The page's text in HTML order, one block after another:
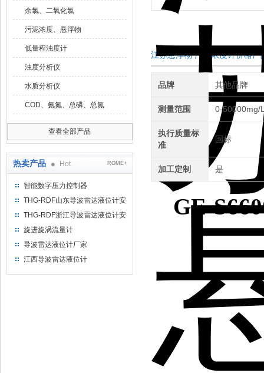
余氯、二氧化氯
污泥浓度、悬浮物
低量程浊度计
浊度分析仪
水质分析仪
COD、氨氮、总磷、总氮
查看全部产品
热卖产品 Hot ROME+
智能数字压力控制器
THG-RDF山东导波雷达液位计安
装方法
THG-RDF浙江导波雷达液位计安
装方法
旋进旋涡流量计
导波雷达液位计厂家
江西导波雷达液位计
江苏悬浮物 污泥浓度计价格产
品牌 其他品牌
测量范围 0-50000mg/
执行质量标
准
国标
加工定制 是
GE-